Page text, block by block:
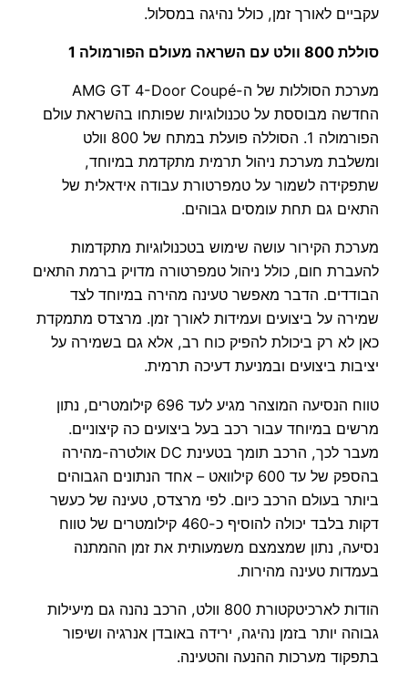
עקביים לאורך זמן, כולל נהיגה במסלול.
סוללת 800 וולט עם השראה מעולם הפורמולה 1
מערכת הסוללות של ה-AMG GT 4-Door Coupé
החדשה מבוססת על טכנולוגיות שפותחו בהשראת עולם
הפורמולה 1. הסוללה פועלת במתח של 800 וולט
ומשלבת מערכת ניהול תרמית מתקדמת במיוחד,
שתפקידה לשמור על טמפרטורת עבודה אידאלית של
התאים גם תחת עומסים גבוהים.
מערכת הקירור עושה שימוש בטכנולוגיות מתקדמות
להעברת חום, כולל ניהול טמפרטורה מדויק ברמת התאים
הבודדים. הדבר מאפשר טעינה מהירה במיוחד לצד
שמירה על ביצועים ועמידות לאורך זמן. מרצדס מתמקדת
כאן לא רק ביכולת להפיק כוח רב, אלא גם בשמירה על
יציבות ביצועים ובמניעת דעיכה תרמית.
טווח הנסיעה המוצהר מגיע לעד 696 קילומטרים, נתון
מרשים במיוחד עבור רכב בעל ביצועים כה קיצוניים.
מעבר לכך, הרכב תומך בטעינת DC אולטרה-מהירה
בהספק של עד 600 קילוואט – אחד הנתונים הגבוהים
ביותר בעולם הרכב כיום. לפי מרצדס, טעינה של כעשר
דקות בלבד יכולה להוסיף כ-460 קילומטרים של טווח
נסיעה, נתון שמצמצם משמעותית את זמן ההמתנה
בעמדות טעינה מהירות.
הודות לארכיטקטורת 800 וולט, הרכב נהנה גם מיעילות
גבוהה יותר בזמן נהיגה, ירידה באובדן אנרגיה ושיפור
בתפקוד מערכות ההנעה והטעינה.